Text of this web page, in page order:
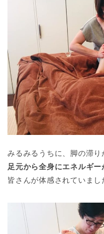
みるみるうちに、脚の滞り
足元から全身にエネルギ
皆さんが体感されていまし